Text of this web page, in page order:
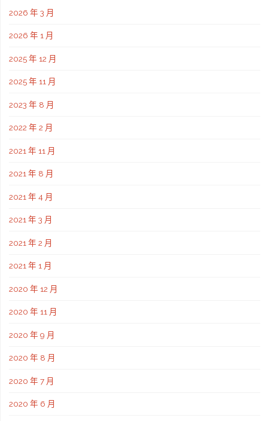
2026 年 3 月
2026 年 1 月
2025 年 12 月
2025 年 11 月
2023 年 8 月
2022 年 2 月
2021 年 11 月
2021 年 8 月
2021 年 4 月
2021 年 3 月
2021 年 2 月
2021 年 1 月
2020 年 12 月
2020 年 11 月
2020 年 9 月
2020 年 8 月
2020 年 7 月
2020 年 6 月